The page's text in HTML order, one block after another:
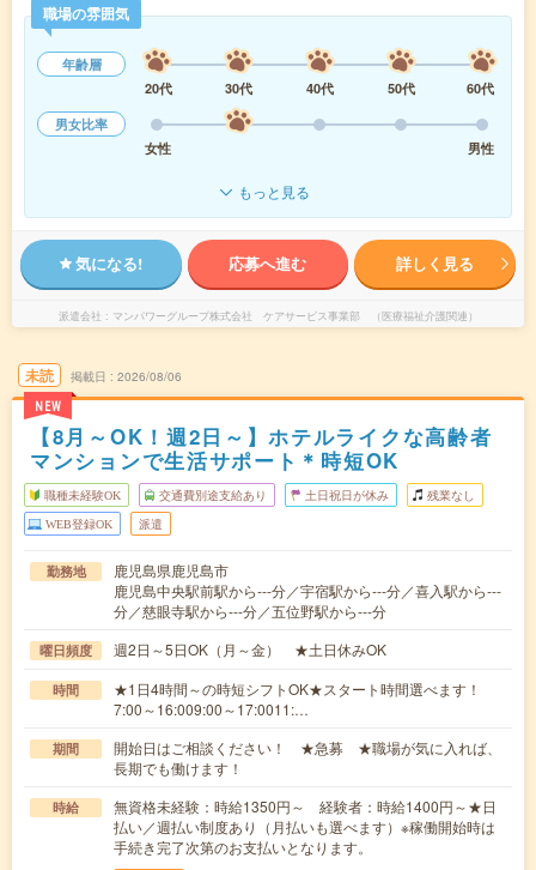
職場の雰囲気
年齢層
20代
30代 40代 50代
60代
男女比率
女性
男性
もっと見る
気になる! 応募へ進む 詳しく見る
派遣会社 マンパワーグループ株式会社 ケアサービス事業部 （医療福祉介護関連）
未読
NEW
掲載日 2026/08/06
【8月～OK！週2日～】ホテルライクな高齢者
マンションで生活サポート＊時短OK
職種未経験OK 交通費別途支給あり 土日祝日が休み 残業なし
WEB登録OK 派遣
勤務地
鹿児島県鹿児島市
鹿児島中央駅前駅から---分／宇宿駅から---分／喜入駅から---
分／慈眼寺駅から---分／五位野駅から---分
曜日頻度 週2日～5日OK（月～金） ★土日休みOK
時間
★1日4時間～の時短シフトOK★スタート時間選べます！
7:00～16:009:00～17:0011:…
期間
開始日はご相談ください！ ★急募 ★職場が気に入れば、
長期でも働けます！
時給
無資格未経験：時給1350円～ 経験者：時給1400円～★日
払い／週払い制度あり（月払いも選べます）※稼働開始時は
手続き完了次第のお支払いとなります。